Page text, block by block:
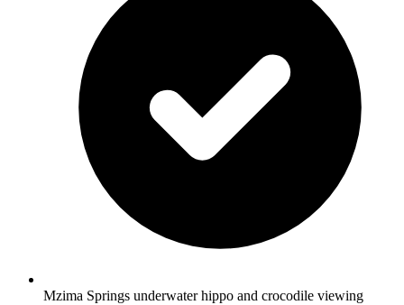
Mzima Springs underwater hippo and crocodile viewing